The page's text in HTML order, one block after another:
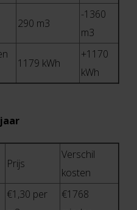
290 m3
-1360
m3
1179 kWh
+1170
kWh
Prijs
Verschil
kosten
€1,30 per
€1768